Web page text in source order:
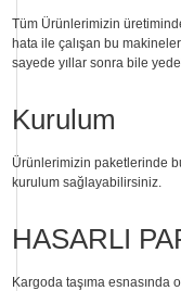
Tüm Ürünlerimizin
hata ile çalışan bu
sayede yıllar sonra bile
Kurulum
Ürünlerimizin paketlerinde
kurulum sağlayabilirsiniz.
HASARLI
Kargoda taşıma esnasında